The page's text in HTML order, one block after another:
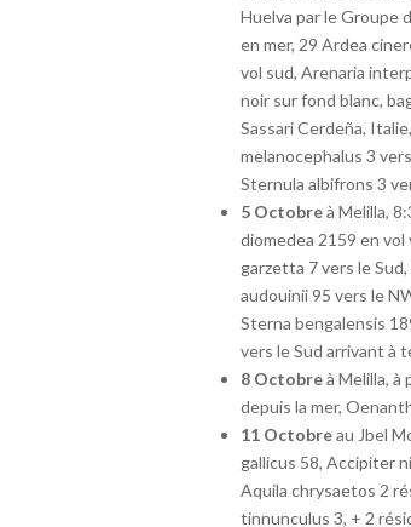
Huelva par le Groupe
en mer, 29 Ardea
vol sud, Arenaria
noir sur fond blanc,
Sassari Cerdeña,
melanocephalus 3
Sternula albifrons 3
5 Octobreà Melilla,
diomedea 2159 en vol
garzetta 7 vers le
audouinii 95 vers le
Sterna bengalensis
vers le Sud arrivant à
8 Octobreà Melilla, à
depuis la mer,
11 Octobreau Jbel
gallicus 58, Accipiter
Aquila chrysaetos 2
tinnunculus 3, + 2